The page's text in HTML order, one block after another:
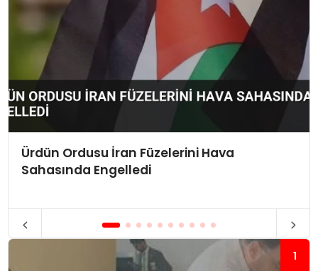
Ürdün Ordusu İran Füzelerini Hava
Sahasında Engelledi
1